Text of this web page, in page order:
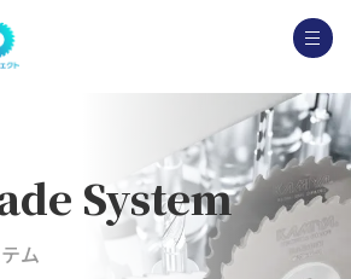
System
ム